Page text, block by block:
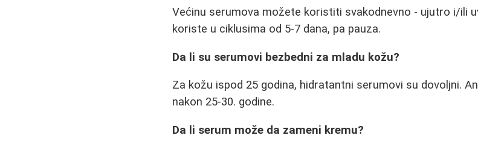
Većinu serumova možete koristiti svakodnevno - ujutro i/ili
koriste u ciklusima od 5-7 dana, pa pauza.
Da li su serumovi bezbedni za mladu kožu?
Za kožu ispod 25 godina, hidratantni serumovi su dovoljni.
nakon 25-30. godine.
Da li serum može da zameni kremu?